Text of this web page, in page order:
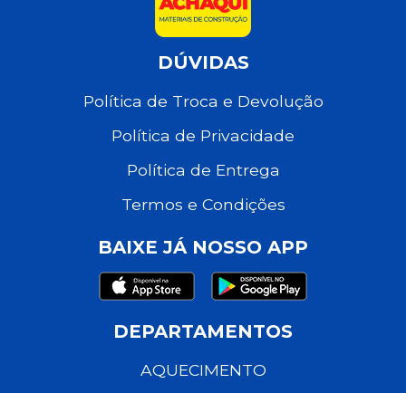
DÚVIDAS
Política de Troca e Devolução
Política de Privacidade
Política de Entrega
Termos e Condições
BAIXE JÁ NOSSO APP
DEPARTAMENTOS
AQUECIMENTO